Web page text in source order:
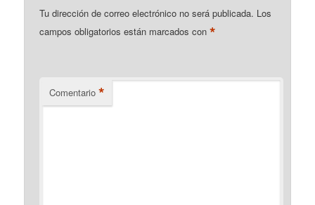
Tu dirección de correo electrónico no será publicada. Los
campos obligatorios están marcados con*
Comentario *